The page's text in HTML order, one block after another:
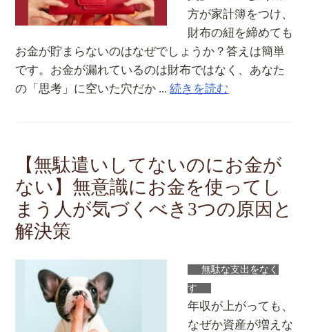
方が家計簿をつけ、
財布の紐を締めても
お金が貯まらないのはなぜでしょうか？答えは簡単
です。お金が漏れているのは財布ではなく、あなた
の「思考」に空いた穴だか ...続きを読む
【無駄遣いしてないのにお金が
ない】無意識にお金を使ってし
まう人が気づくべき3つの原因と
解決策
無駄な支出をなく
す
年収が上がっても、
なぜか資産が増えな